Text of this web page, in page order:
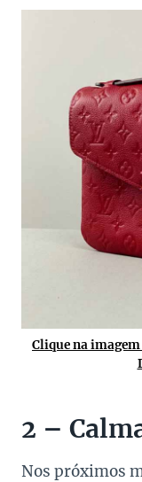
Clique na
2 –
Nos próximos